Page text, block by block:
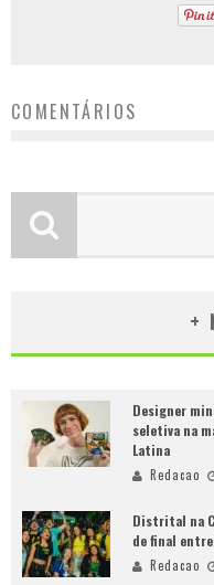
COMENTÁRIOS
+
Designer
seletiva na
Latina
Redacao
Distrital na
de final
Redacao